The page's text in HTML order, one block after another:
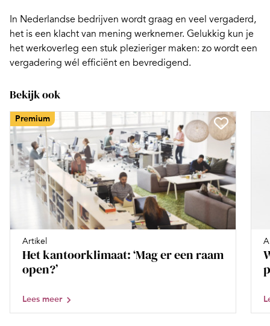
In Nederlandse bedrijven wordt graag en veel vergaderd,
het is een klacht van mening werknemer. Gelukkig kun je
het werkoverleg een stuk plezieriger maken: zo wordt een
vergadering wél efficiënt en bevredigend.
Bekijk ook
Premium
Artikel
Het kantoorklimaat: ‘Mag er een raam
open?’
Lees meer